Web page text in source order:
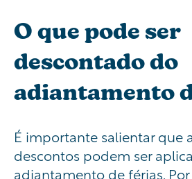
O que pode ser
descontado do
adiantamento
É importante salientar que
descontos podem ser
adiantamento de férias.